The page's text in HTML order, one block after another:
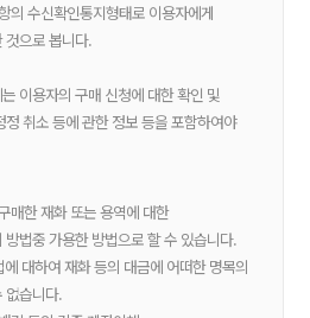
수신확인통지형태로 이용자에게
것으로 봅니다.
이용자의 구매 신청에 대한 확인 및
취소 등에 관한 정보 등을 포함하여야
매한 재화 또는 용역에 대한
법중 가용한 방법으로 할 수 있습니다.
대하여 재화 등의 대금에 어떠한 명목의
없습니다.